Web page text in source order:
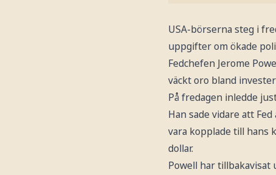
USA-börserna steg i
uppgifter om ökade
Fedchefen Jerome
väckt oro bland
På fredagen inledde
Han sade vidare att
vara kopplade till hans
dollar.
Powell har